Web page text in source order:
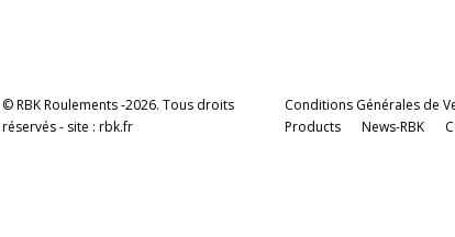
© RBK Roulements -2026. Tous droits
réservés - site : rbk.fr
Conditions Générales de
Products
News-RBK